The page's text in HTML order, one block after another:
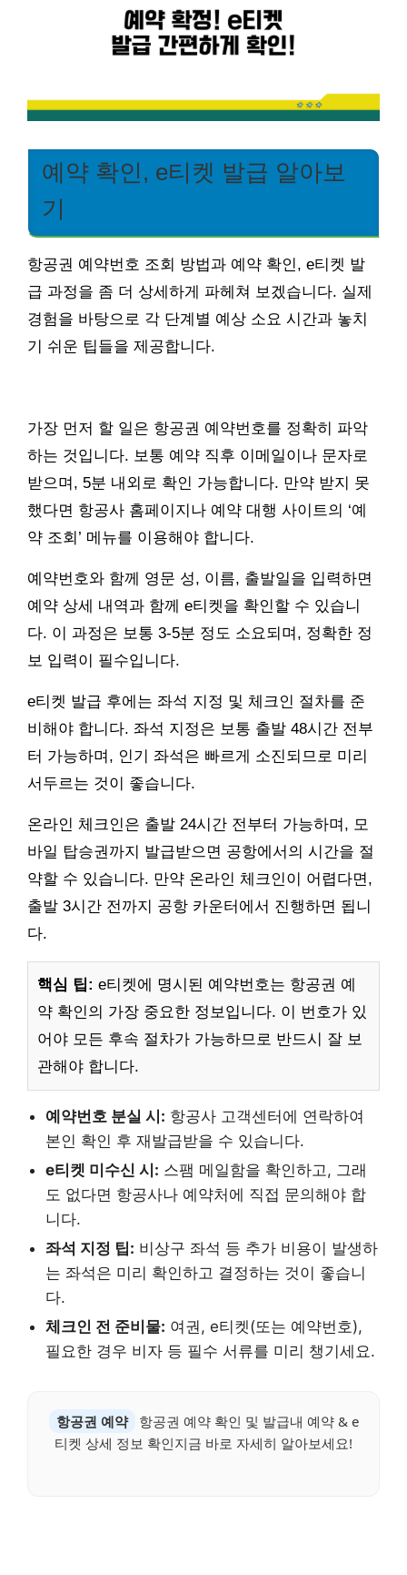
예약 확인, e티켓 발급 알아보
기
항공권 예약번호 조회 방법과 예약 확인, e티켓 발
급 과정을 좀 더 상세하게 파헤쳐 보겠습니다. 실제
경험을 바탕으로 각 단계별 예상 소요 시간과 놓치
기 쉬운 팁들을 제공합니다.
가장 먼저 할 일은 항공권 예약번호를 정확히 파악
하는 것입니다. 보통 예약 직후 이메일이나 문자로
받으며, 5분 내외로 확인 가능합니다. 만약 받지 못
했다면 항공사 홈페이지나 예약 대행 사이트의 ‘예
약 조회’ 메뉴를 이용해야 합니다.
예약번호와 함께 영문 성, 이름, 출발일을 입력하면
예약 상세 내역과 함께 e티켓을 확인할 수 있습니
다. 이 과정은 보통 3-5분 정도 소요되며, 정확한 정
보 입력이 필수입니다.
e티켓 발급 후에는 좌석 지정 및 체크인 절차를 준
비해야 합니다. 좌석 지정은 보통 출발 48시간 전부
터 가능하며, 인기 좌석은 빠르게 소진되므로 미리
서두르는 것이 좋습니다.
온라인 체크인은 출발 24시간 전부터 가능하며, 모
바일 탑승권까지 발급받으면 공항에서의 시간을 절
약할 수 있습니다. 만약 온라인 체크인이 어렵다면,
출발 3시간 전까지 공항 카운터에서 진행하면 됩니
다.
핵심 팁: e티켓에 명시된 예약번호는 항공권 예
약 확인의 가장 중요한 정보입니다. 이 번호가 있
어야 모든 후속 절차가 가능하므로 반드시 잘 보
관해야 합니다.
예약번호 분실 시: 항공사 고객센터에 연락하여
본인 확인 후 재발급받을 수 있습니다.
e티켓 미수신 시: 스팸 메일함을 확인하고, 그래
도 없다면 항공사나 예약처에 직접 문의해야 합
니다.
좌석 지정 팁: 비상구 좌석 등 추가 비용이 발생하
는 좌석은 미리 확인하고 결정하는 것이 좋습니
다.
체크인 전 준비물: 여권, e티켓(또는 예약번호),
필요한 경우 비자 등 필수 서류를 미리 챙기세요.
항공권 예약
항공권 예약 확인 및 발급내 예약 & e
티켓 상세 정보 확인지금 바로 자세히 알아보세요!